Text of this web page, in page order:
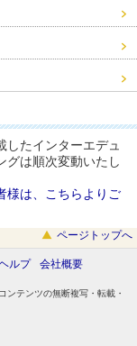
たインターエデュ
グは順次変動いたし
様は、こちらよりご
ページトップへ
ルプ 会社概要
ンテンツの無断複写・転載・